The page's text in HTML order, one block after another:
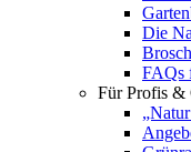
Die
FAQs
Für Profis &